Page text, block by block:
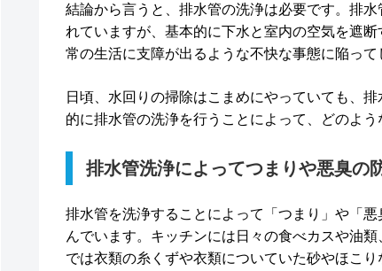
結論から言うと、排水管の洗浄は必要です。排
れていますが、基本的に下水と室内の空気を遮
常の生活に支障が出るような不快な事態に陥って
日頃、水回りの掃除はこまめにやっていても、
的に排水管の洗浄を行うことによって、どのよ
排水管洗浄によってつまりや悪臭の
排水管を洗浄することによって「つまり」や「
んでいます。キッチンには日々の食べカスや油
では衣類の糸くずや衣類についていた砂やほこり